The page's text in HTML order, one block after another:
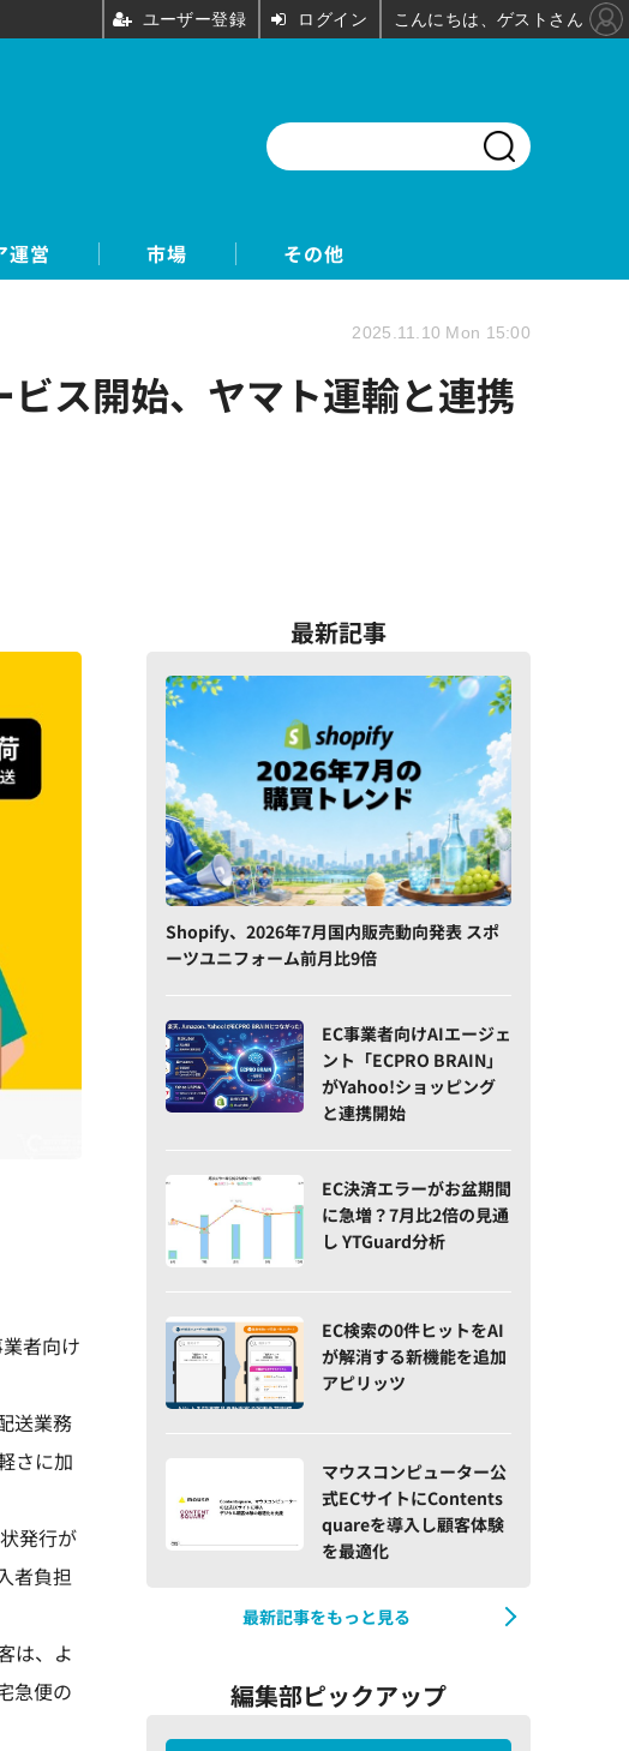
運営 市場 その他
ス開始、ヤマト運輸と連携
2025.11.10 Mon 15:00
者向け
送業務
さに加
発行が
者負担
は、よ
急便の
最新記事
Shopify、2026年7月国内販売動向発表 スポ
ーツユニフォーム前月比9倍
EC事業者向けAIエージェ
ント「ECPRO BRAIN」
がYahoo!ショッピング
と連携開始
EC決済エラーがお盆期間
に急増？7月比2倍の見通
し YTGuard分析
EC検索の0件ヒットをAI
が解消する新機能を追加
アピリッツ
マウスコンピューター公
式ECサイトにContents
quareを導入し顧客体験
を最適化
最新記事をもっと見る
編集部ピックアップ
ユーザー登録 ログイン こんにちは、ゲストさん